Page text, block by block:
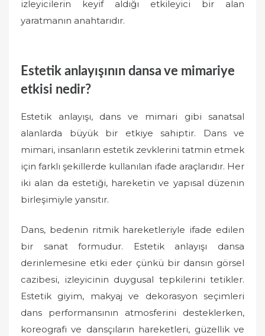
izleyicilerin keyif aldığı etkileyici bir alan
yaratmanın anahtarıdır.
Estetik anlayışının dansa ve mimariye
etkisi nedir?
Estetik anlayışı, dans ve mimari gibi sanatsal
alanlarda büyük bir etkiye sahiptir. Dans ve
mimari, insanların estetik zevklerini tatmin etmek
için farklı şekillerde kullanılan ifade araçlarıdır. Her
iki alan da estetiği, hareketin ve yapısal düzenin
birleşimiyle yansıtır.
Dans, bedenin ritmik hareketleriyle ifade edilen
bir sanat formudur. Estetik anlayışı dansa
derinlemesine etki eder çünkü bir dansın görsel
cazibesi, izleyicinin duygusal tepkilerini tetikler.
Estetik giyim, makyaj ve dekorasyon seçimleri
dans performansının atmosferini desteklerken,
koreografi ve dansçıların hareketleri, güzellik ve